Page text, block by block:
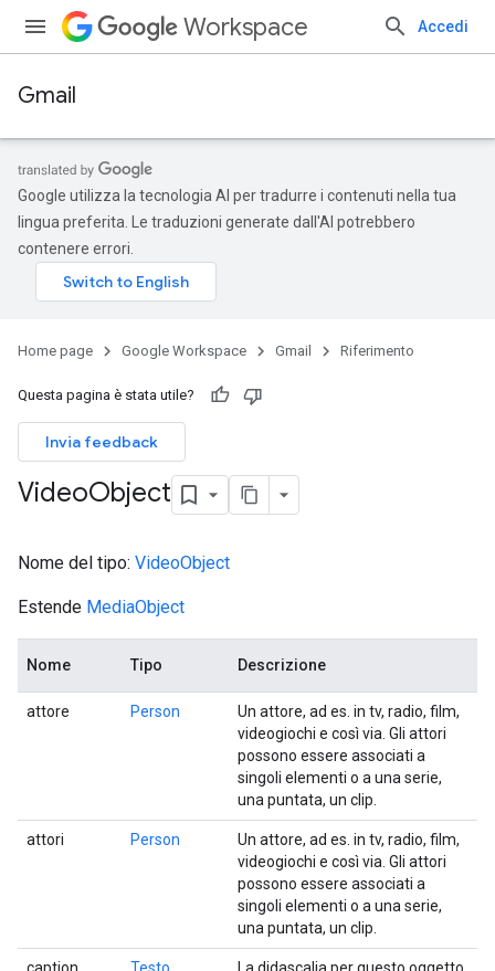
Workspace Accedi
Gmail
Google utilizza la tecnologia AI per tradurre i contenuti nella tua
lingua preferita. Le traduzioni generate dall'AI potrebbero
contenere errori.
Home page Google Workspace Gmail Riferimento
Questa pagina è stata utile?
Invia feedback
VideoObject
Nome del tipo: VideoObject
Estende MediaObject
Nome Tipo Descrizione
attore Person
Un attore, ad es. in tv, radio, film,
videogiochi e così via. Gli attori
possono essere associati a
singoli elementi o a una serie,
una puntata, un clip.
attori Person
Un attore, ad es. in tv, radio, film,
videogiochi e così via. Gli attori
possono essere associati a
singoli elementi o a una serie,
una puntata, un clip.